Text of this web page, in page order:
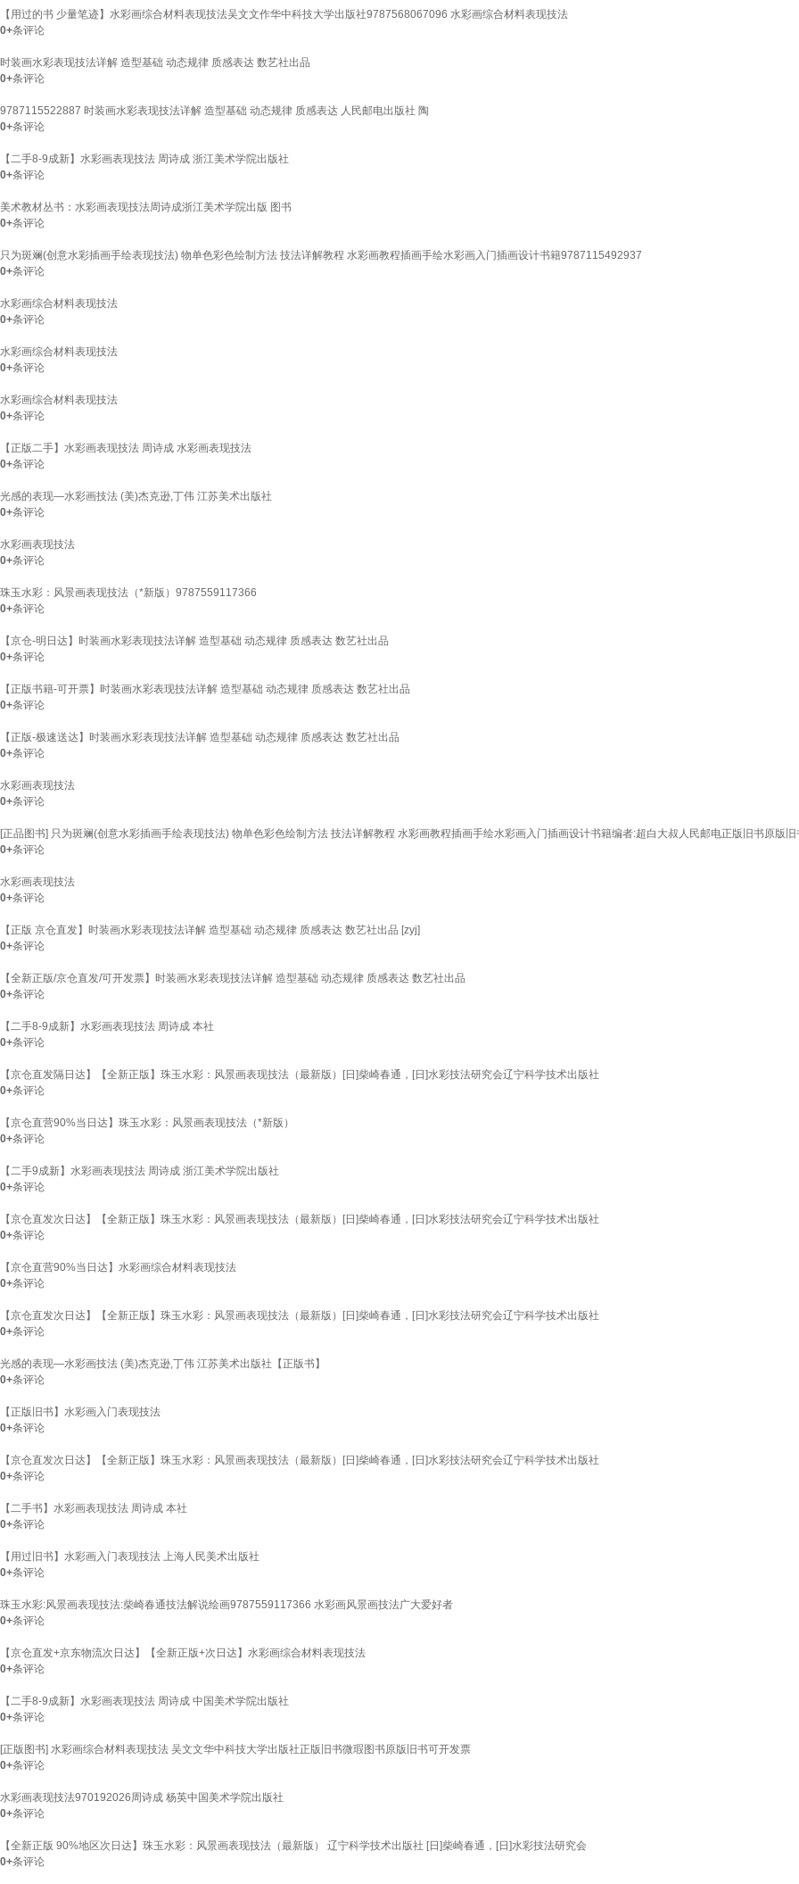
【用过的书 少量笔迹】水彩画综合材料表现技法吴文文作华中科技大学出版社9787568067096 水彩画综合材料表现技法
0+条评论
时装画水彩表现技法详解 造型基础 动态规律 质感表达 数艺社出品
0+条评论
9787115522887 时装画水彩表现技法详解 造型基础 动态规律 质感表达 人民邮电出版社 陶
0+条评论
【二手8-9成新】水彩画表现技法 周诗成 浙江美术学院出版社
0+条评论
美术教材丛书：水彩画表现技法周诗成浙江美术学院出版 图书
0+条评论
只为斑斓(创意水彩插画手绘表现技法) 物单色彩色绘制方法 技法详解教程 水彩画教程插画手绘水彩画入门插画设计书籍9787115492937
0+条评论
水彩画综合材料表现技法
0+条评论
水彩画综合材料表现技法
0+条评论
水彩画综合材料表现技法
0+条评论
【正版二手】水彩画表现技法 周诗成 水彩画表现技法
0+条评论
光感的表现—水彩画技法 (美)杰克逊,丁伟 江苏美术出版社
0+条评论
水彩画表现技法
0+条评论
珠玉水彩：风景画表现技法（*新版）9787559117366
0+条评论
【京仓-明日达】时装画水彩表现技法详解 造型基础 动态规律 质感表达 数艺社出品
0+条评论
【正版书籍-可开票】时装画水彩表现技法详解 造型基础 动态规律 质感表达 数艺社出品
0+条评论
【正版-极速送达】时装画水彩表现技法详解 造型基础 动态规律 质感表达 数艺社出品
0+条评论
水彩画表现技法
0+条评论
[正品图书] 只为斑斓(创意水彩插画手绘表现技法) 物单色彩色绘制方法 技法详解教程 水彩画教程插画手绘水彩画入门插画设计书籍编者:超白大叔人民邮电正版旧书原版
0+条评论
水彩画表现技法
0+条评论
【正版 京仓直发】时装画水彩表现技法详解 造型基础 动态规律 质感表达 数艺社出品 [zyj]
0+条评论
【全新正版/京仓直发/可开发票】时装画水彩表现技法详解 造型基础 动态规律 质感表达 数艺社出品
0+条评论
【二手8-9成新】水彩画表现技法 周诗成 本社
0+条评论
【京仓直发隔日达】【全新正版】珠玉水彩：风景画表现技法（最新版）[日]柴崎春通，[日]水彩技法研究会辽宁科学技术出版社
0+条评论
【京仓直营90%当日达】珠玉水彩：风景画表现技法（*新版）
0+条评论
【二手9成新】水彩画表现技法 周诗成 浙江美术学院出版社
0+条评论
【京仓直发次日达】【全新正版】珠玉水彩：风景画表现技法（最新版）[日]柴崎春通，[日]水彩技法研究会辽宁科学技术出版社
0+条评论
【京仓直营90%当日达】水彩画综合材料表现技法
0+条评论
【京仓直发次日达】【全新正版】珠玉水彩：风景画表现技法（最新版）[日]柴崎春通，[日]水彩技法研究会辽宁科学技术出版社
0+条评论
光感的表现—水彩画技法 (美)杰克逊,丁伟 江苏美术出版社【正版书】
0+条评论
【正版旧书】水彩画入门表现技法
0+条评论
【京仓直发次日达】【全新正版】珠玉水彩：风景画表现技法（最新版）[日]柴崎春通，[日]水彩技法研究会辽宁科学技术出版社
0+条评论
【二手书】水彩画表现技法 周诗成 本社
0+条评论
【用过旧书】水彩画入门表现技法 上海人民美术出版社
0+条评论
珠玉水彩:风景画表现技法:柴崎春通技法解说绘画9787559117366 水彩画风景画技法广大爱好者
0+条评论
【京仓直发+京东物流次日达】【全新正版+次日达】水彩画综合材料表现技法
0+条评论
【二手8-9成新】水彩画表现技法 周诗成 中国美术学院出版社
0+条评论
[正版图书] 水彩画综合材料表现技法 吴文文华中科技大学出版社正版旧书微瑕图书原版旧书可开发票
0+条评论
水彩画表现技法970192026周诗成 杨英中国美术学院出版社
0+条评论
【全新正版 90%地区次日达】珠玉水彩：风景画表现技法（最新版） 辽宁科学技术出版社 [日]柴崎春通，[日]水彩技法研究会
0+条评论